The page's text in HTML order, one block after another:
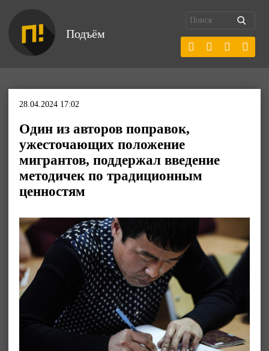
Подъём
28.04.2024 17:02
Один из авторов поправок,
ужесточающих положение
мигрантов, поддержал введение
методичек по традиционным
ценностям